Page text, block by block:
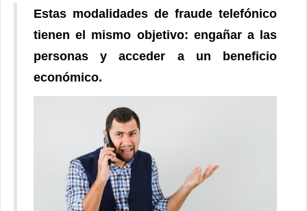
Estas modalidades de fraude telefónico
tienen el mismo objetivo: engañar a las
personas y acceder a un beneficio
económico.